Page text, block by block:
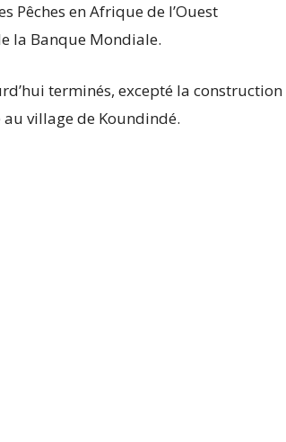
Pêches en Afrique de l’Ouest
la Banque Mondiale.
terminés, excepté la construction
village de Koundindé.